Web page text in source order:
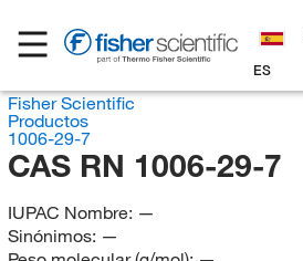
ES
Fisher Scientific
Productos
1006-29-7
CAS RN 1006-29-7
IUPAC Nombre: —
Sinónimos: —